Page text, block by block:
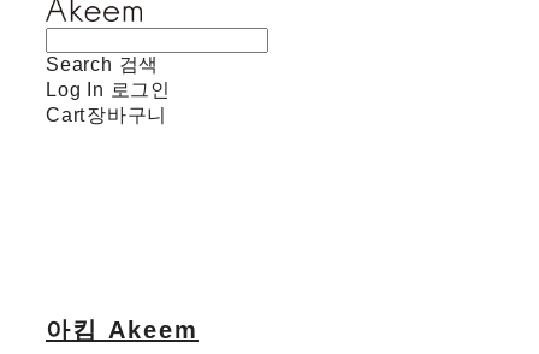
Search 검색
Log In 로그인
Cart장바구니
아킴 Akeem